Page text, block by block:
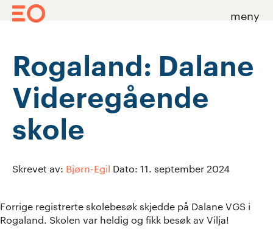
content
meny
Rogaland: Dalane
Videregående
skole
Skrevet av: Bjørn-Egil Dato: 11. september 2024
Forrige registrerte skolebesøk skjedde på Dalane VGS i
Rogaland. Skolen var heldig og fikk besøk av Vilja!